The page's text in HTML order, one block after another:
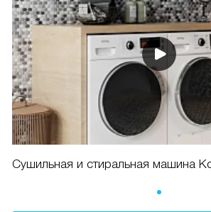
Сушильная и стиральная машина